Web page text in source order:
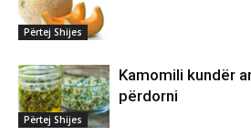
Përtej Shijes
Përtej Shijes
Kamomili kundër
përdorni